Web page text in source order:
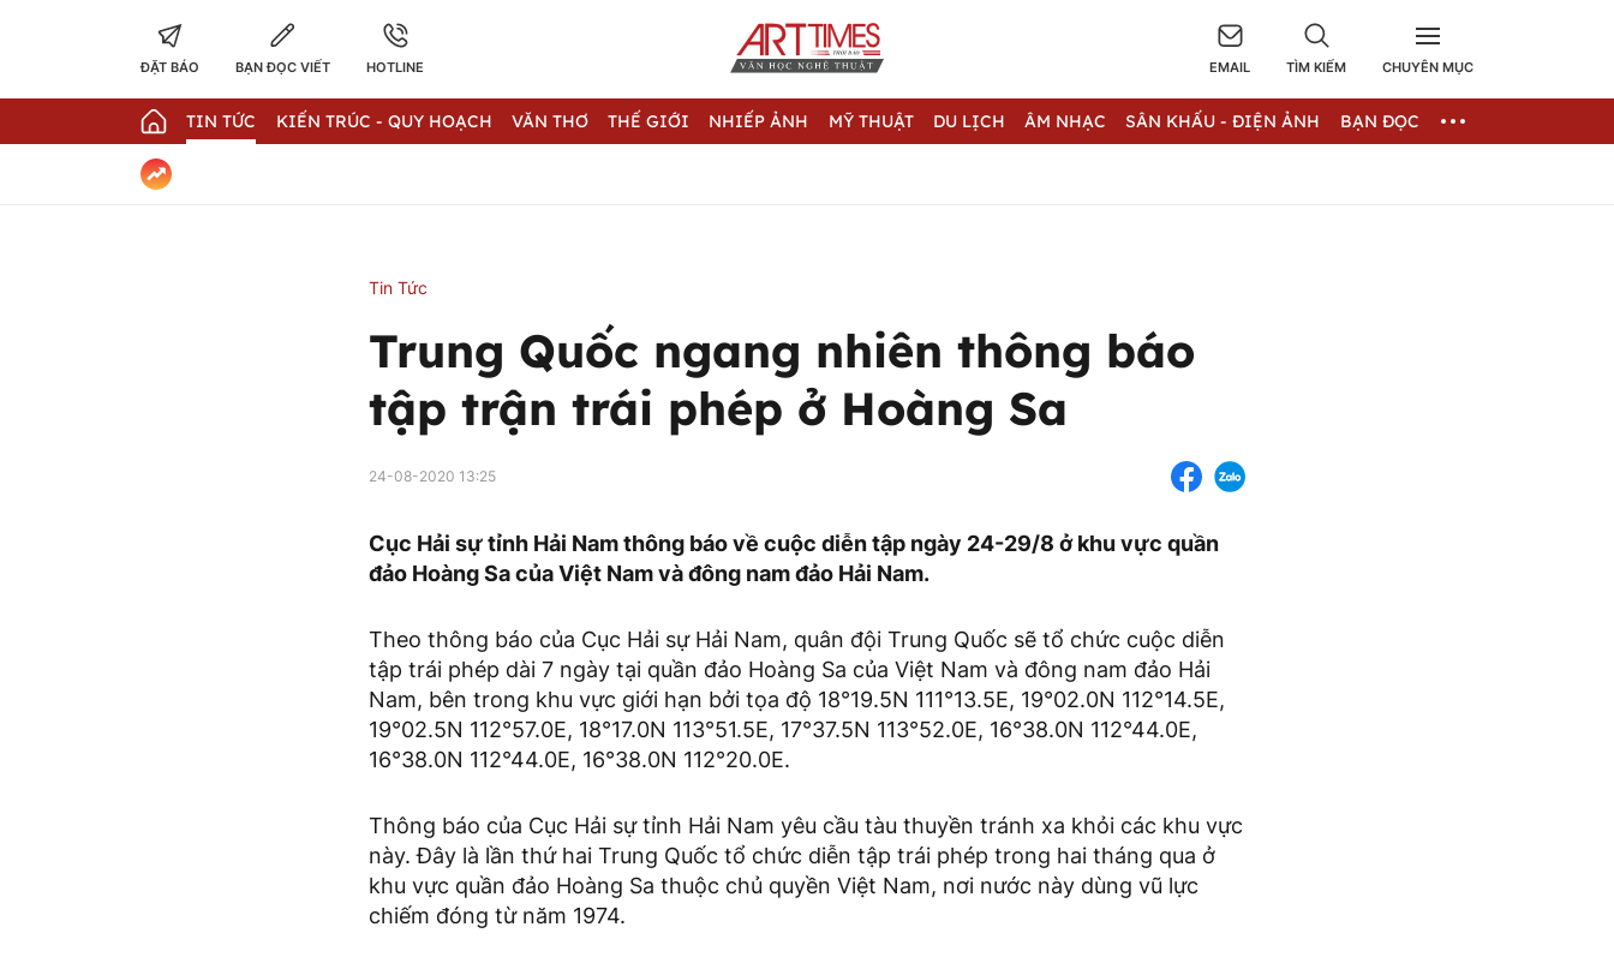
ĐẶT BÁO BẠN ĐỌC VIẾT HOTLINE EMAIL TÌM KIẾM CHUYÊN MỤC
TIN TỨC KIẾN TRÚC - QUY HOẠCH VĂN THƠ THẾ GIỚI NHIẾP ẢNH MỸ THUẬT DU LỊCH ÂM NHẠC SÂN KHẤU - ĐIỆN ẢNH BẠN ĐỌC
Tin Tức
Trung Quốc ngang nhiên thông báo
tập trận trái phép ở Hoàng Sa
24-08-2020 13:25
Cục Hải sự tỉnh Hải Nam thông báo về cuộc diễn tập ngày 24-29/8 ở khu vực quần
đảo Hoàng Sa của Việt Nam và đông nam đảo Hải Nam.
Theo thông báo của Cục Hải sự Hải Nam, quân đội Trung Quốc sẽ tổ chức cuộc diễn
tập trái phép dài 7 ngày tại quần đảo Hoàng Sa của Việt Nam và đông nam đảo Hải
Nam, bên trong khu vực giới hạn bởi tọa độ 18°19.5N 111°13.5E, 19°02.0N 112°14.5E,
19°02.5N 112°57.0E, 18°17.0N 113°51.5E, 17°37.5N 113°52.0E, 16°38.0N 112°44.0E,
16°38.0N 112°44.0E, 16°38.0N 112°20.0E.
Thông báo của Cục Hải sự tỉnh Hải Nam yêu cầu tàu thuyền tránh xa khỏi các khu vực
này. Đây là lần thứ hai Trung Quốc tổ chức diễn tập trái phép trong hai tháng qua ở
khu vực quần đảo Hoàng Sa thuộc chủ quyền Việt Nam, nơi nước này dùng vũ lực
chiếm đóng từ năm 1974.